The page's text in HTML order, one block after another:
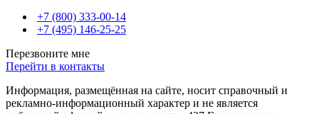
+7 (800) 333-00-14
+7 (495) 146-25-25
Перезвоните мне
Перейти в контакты
Информация, размещённая на сайте, носит справочный и
рекламно-информационный характер и не является